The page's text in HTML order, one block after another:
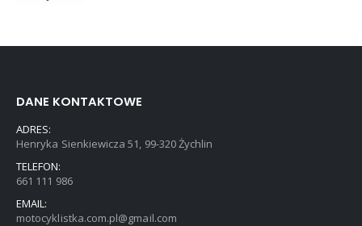
DANE KONTAKTOWE
ADRES:
Henryka Sienkiewicza 51, 99-320 Żychlin
TELEFON:
661 111 986
EMAIL:
motocyklistka.com.pl@gmail.com